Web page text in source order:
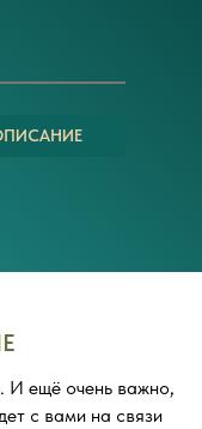
И ещё очень важно,
с вами на связи